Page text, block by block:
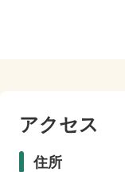
アクセス
住所